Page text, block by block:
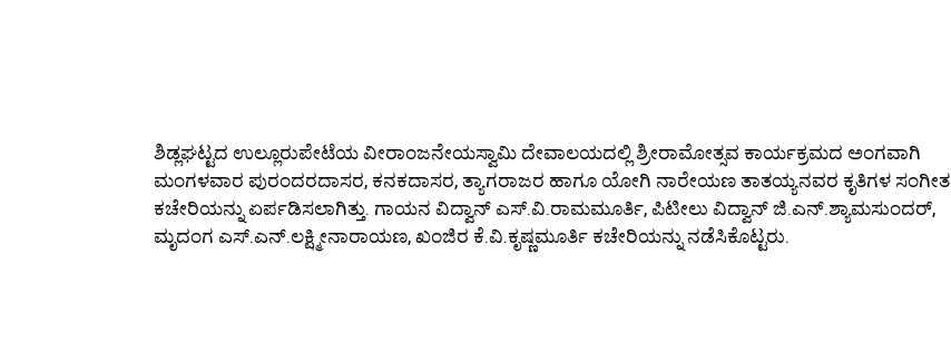
ಶಿಡ್ಲಘಟ್ಟದ ಉಲ್ಲೂರುಪೇಟೆಯ ವೀರಾಂಜನೇಯಸ್ವಾಮಿ ದೇವಾಲಯದಲ್ಲಿ ಶ್ರೀರಾಮೋತ್ಸವ ಕಾರ್ಯಕ್ರಮದ ಅಂಗವಾಗಿ
ಮಂಗಳವಾರ ಪುರಂದರದಾಸರ, ಕನಕದಾಸರ, ತ್ಯಾಗರಾಜರ ಹಾಗೂ ಯೋಗಿ ನಾರೇಯಣ ತಾತಯ್ಯನವರ ಕೃತಿಗಳ ಸಂಗೀತ
ಕಚೇರಿಯನ್ನು ಏರ್ಪಡಿಸಲಾಗಿತ್ತು. ಗಾಯನ ವಿದ್ವಾನ್ ಎಸ್.ವಿ.ರಾಮಮೂರ್ತಿ, ಪಿಟೀಲು ವಿದ್ವಾನ್ ಜಿ.ಎನ್.ಶ್ಯಾಮಸುಂದರ್,
ಮೃದಂಗ ಎಸ್.ಎನ್.ಲಕ್ಷ್ಮೀನಾರಾಯಣ, ಖಂಜಿರ ಕೆ.ವಿ.ಕೃಷ್ಣಮೂರ್ತಿ ಕಚೇರಿಯನ್ನು ನಡೆಸಿಕೊಟ್ಟರು.